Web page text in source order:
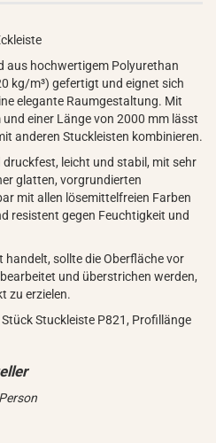
aus hochwertigem Polyurethan
kg/m³) gefertigt und eignet sich
elegante Raumgestaltung. Mit
einer Länge von 2000 mm lässt
anderen Stuckleisten kombinieren.
druckfest, leicht und stabil, mit sehr
glatten, vorgrundierten
mit allen lösemittelfreien Farben
resistent gegen Feuchtigkeit und
handelt, sollte die Oberfläche vor
und überstrichen werden,
zu erzielen.
Stuckleiste P821, Profillänge